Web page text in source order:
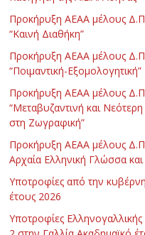
Προκήρυξη ΑΕΑΑ μέλους Δ.Π.
“Καινή Διαθήκη”
Προκήρυξη ΑΕΑΑ μέλους Δ.Π.
“Ποιμαντική-Εξομολογητική”
Προκήρυξη ΑΕΑΑ μέλους Δ.Π.
“Μεταβυζαντινή και
στη Ζωγραφική”
Προκήρυξη ΑΕΑΑ μέλους Δ.Π.
Αρχαία Ελληνική Γλώσσα και
Υποτροφίες από την
έτους 2026
Υποτροφίες